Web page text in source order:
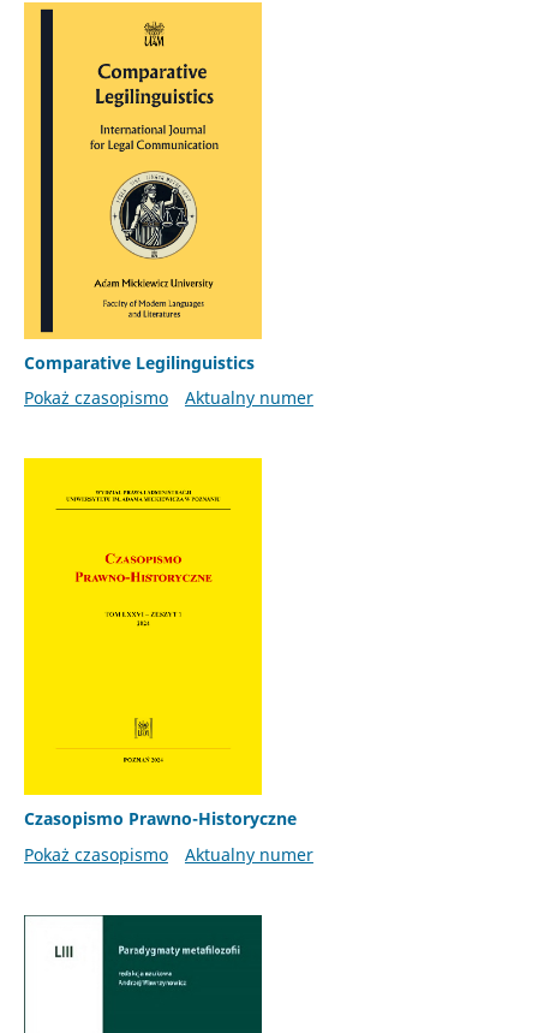
Comparative Legilinguistics
Pokaż czasopismo
Aktualny numer
Czasopismo Prawno-Historyczne
Pokaż czasopismo
Aktualny numer